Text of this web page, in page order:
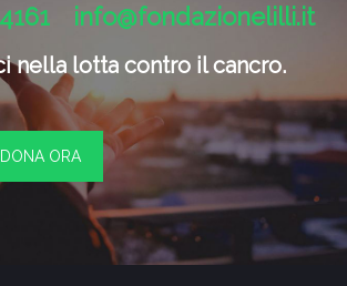
info@fondazionelilli.it
nella lotta contro il cancro.
DONA ORA